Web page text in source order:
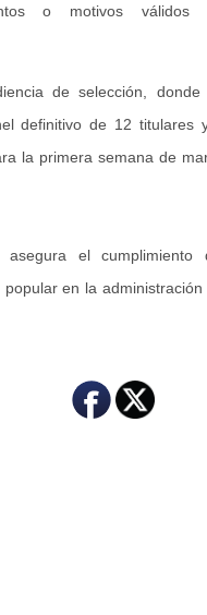
o motivos válidos
de selección, donde
definitivo de 12 titulares
la primera semana de
el cumplimiento
en la administración